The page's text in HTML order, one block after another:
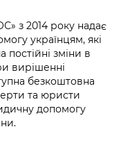
та
від
з 2014 року надає
українцям, які
постійні зміни в
вирішенні
безкоштовна
та юристи
допомогу